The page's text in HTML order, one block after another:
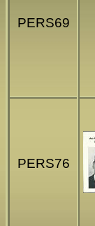
PERS69
PERS76